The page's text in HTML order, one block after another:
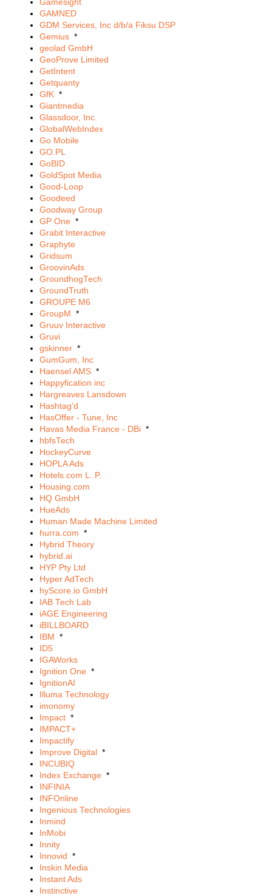
Gamesight
GAMNED
GDM Services, Inc d/b/a Fiksu DSP
Gemius *
geolad GmbH
GeoProve Limited
GetIntent
Getquanty
GfK *
Giantmedia
Glassdoor, Inc.
GlobalWebIndex
Go Mobile
GO.PL
GoBID
GoldSpot Media
Good-Loop
Goodeed
Goodway Group
GP One *
Grabit Interactive
Graphyte
Gridsum
GroovinAds
GroundhogTech
GroundTruth
GROUPE M6
GroupM *
Gruuv Interactive
Gruvi
gskinner *
GumGum, Inc
Haensel AMS *
Happyfication inc
Hargreaves Lansdown
Hashtag'd
HasOffer - Tune, Inc
Havas Media France - DBi *
hbfsTech
HockeyCurve
HOPLA Ads
Hotels.com L. P.
Housing.com
HQ GmbH
HueAds
Human Made Machine Limited
hurra.com *
Hybrid Theory
hybrid.ai
HYP Pty Ltd
Hyper AdTech
hyScore.io GmbH
IAB Tech Lab
iAGE Engineering
iBILLBOARD
IBM *
ID5
IGAWorks
Ignition One *
IgnitionAI
Illuma Technology
imonomy
Impact *
IMPACT+
Impactify
Improve Digital *
INCUBIQ
Index Exchange *
INFINIA
INFOnline
Ingenious Technologies
Inmind
InMobi
Innity
Innovid *
Inskin Media
Instant Ads
Instinctive